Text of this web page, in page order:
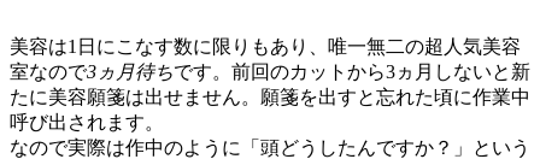
美容は1日にこなす数に限りもあり、唯一無二の超人気美容
室なので3ヵ月待ちです。前回のカットから3ヵ月しないと新
たに美容願箋は出せません。願箋を出すと忘れた頃に作業中
呼び出されます。
なので実際は作中のように「頭どうしたんですか？」という